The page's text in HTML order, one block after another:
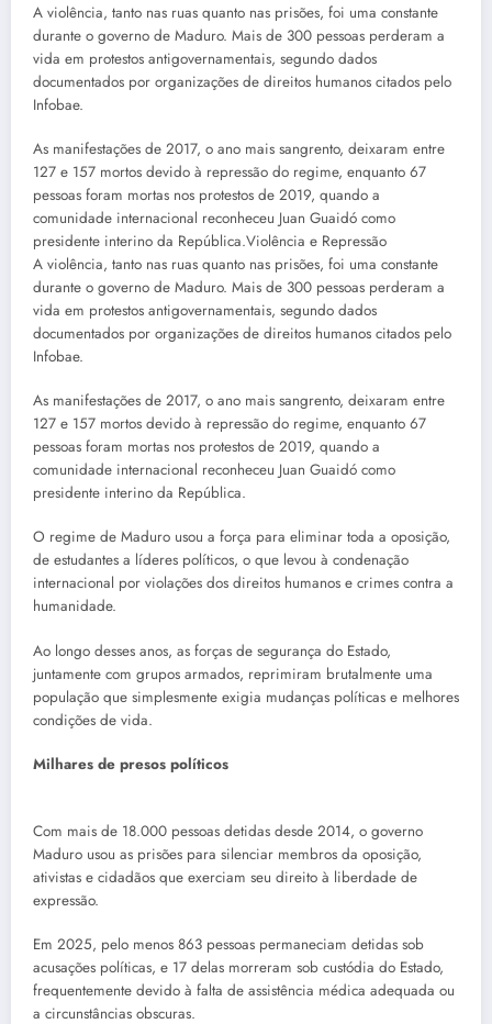
A violência, tanto nas ruas quanto nas prisões, foi uma constante
durante o governo de Maduro. Mais de 300 pessoas perderam a
vida em protestos antigovernamentais, segundo dados
documentados por organizações de direitos humanos citados pelo
Infobae.
As manifestações de 2017, o ano mais sangrento, deixaram entre
127 e 157 mortos devido à repressão do regime, enquanto 67
pessoas foram mortas nos protestos de 2019, quando a
comunidade internacional reconheceu Juan Guaidó como
presidente interino da República.Violência e Repressão
A violência, tanto nas ruas quanto nas prisões, foi uma constante
durante o governo de Maduro. Mais de 300 pessoas perderam a
vida em protestos antigovernamentais, segundo dados
documentados por organizações de direitos humanos citados pelo
Infobae.
As manifestações de 2017, o ano mais sangrento, deixaram entre
127 e 157 mortos devido à repressão do regime, enquanto 67
pessoas foram mortas nos protestos de 2019, quando a
comunidade internacional reconheceu Juan Guaidó como
presidente interino da República.
O regime de Maduro usou a força para eliminar toda a oposição,
de estudantes a líderes políticos, o que levou à condenação
internacional por violações dos direitos humanos e crimes contra a
humanidade.
Ao longo desses anos, as forças de segurança do Estado,
juntamente com grupos armados, reprimiram brutalmente uma
população que simplesmente exigia mudanças políticas e melhores
condições de vida.
Milhares de presos políticos
Com mais de 18.000 pessoas detidas desde 2014, o governo
Maduro usou as prisões para silenciar membros da oposição,
ativistas e cidadãos que exerciam seu direito à liberdade de
expressão.
Em 2025, pelo menos 863 pessoas permaneciam detidas sob
acusações políticas, e 17 delas morreram sob custódia do Estado,
frequentemente devido à falta de assistência médica adequada ou
a circunstâncias obscuras.